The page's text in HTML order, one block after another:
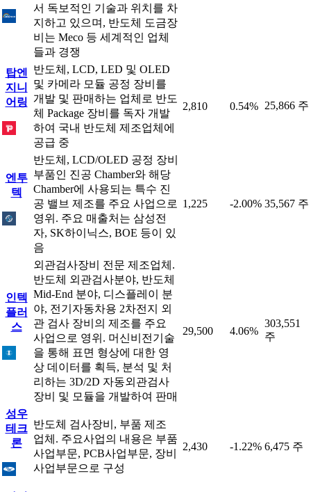
서 독보적인 기술과 위치를 차
지하고 있으며, 반도체 도금장
비는 Meco 등 세계적인 업체
들과 경쟁
탑엔
지니
어링
반도체, LCD, LED 및 OLED
및 카메라 모듈 공정 장비를
개발 및 판매하는 업체로 반도
체 Package 장비를 독자 개발
하여 국내 반도체 제조업체에
공급 중
2,810 0.54% 25,866 주
엔투
텍
반도체, LCD/OLED 공정 장비
부품인 진공 Chamber와 해당
Chamber에 사용되는 특수 진
공 밸브 제조를 주요 사업으로
영위. 주요 매출처는 삼성전
자, SK하이닉스, BOE 등이 있
음
1,225 -2.00% 35,567 주
인텍
플러
스
외관검사장비 전문 제조업체.
반도체 외관검사분야, 반도체
Mid-End 분야, 디스플레이 분
야, 전기자동차용 2차전지 외
관 검사 장비의 제조를 주요
사업으로 영위. 머신비전기술
을 통해 표면 형상에 대한 영
상 데이터를 획득, 분석 및 처
리하는 3D/2D 자동외관검사
장비 및 모듈을 개발하여 판매
29,500 4.06%
303,551
주
성우
테크
론
반도체 검사장비, 부품 제조
업체. 주요사업의 내용은 부품
사업부문, PCB사업부문, 장비
사업부문으로 구성
2,430 -1.22% 6,475 주